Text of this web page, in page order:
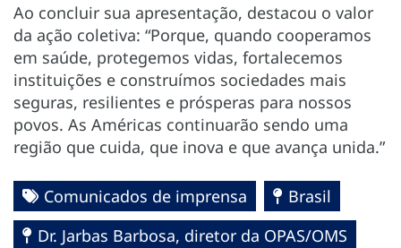
Ao concluir sua apresentação, destacou o valor
da ação coletiva: “Porque, quando cooperamos
em saúde, protegemos vidas, fortalecemos
instituições e construímos sociedades mais
seguras, resilientes e prósperas para nossos
povos. As Américas continuarão sendo uma
região que cuida, que inova e que avança unida.”
Comunicados de imprensa
Brasil
Dr. Jarbas Barbosa, diretor da OPAS/OMS